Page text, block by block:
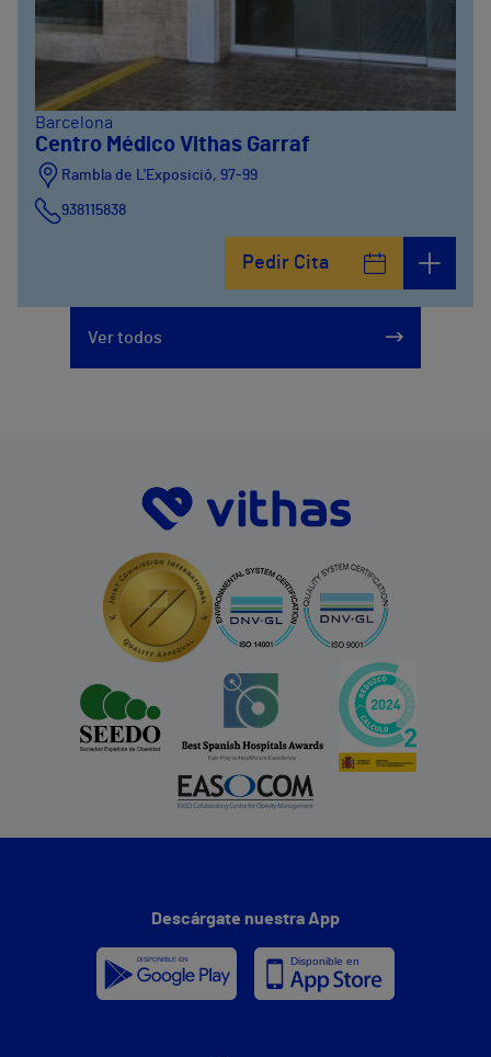
Barcelona
Centro Médico Vithas Garraf
Rambla de L'Exposició, 97-99
938115838
Pedir Cita
Ver todos
Descárgate nuestra App